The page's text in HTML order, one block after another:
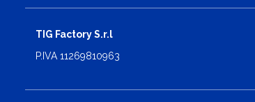
TIG Factory S.r.l
P.IVA 11269810963